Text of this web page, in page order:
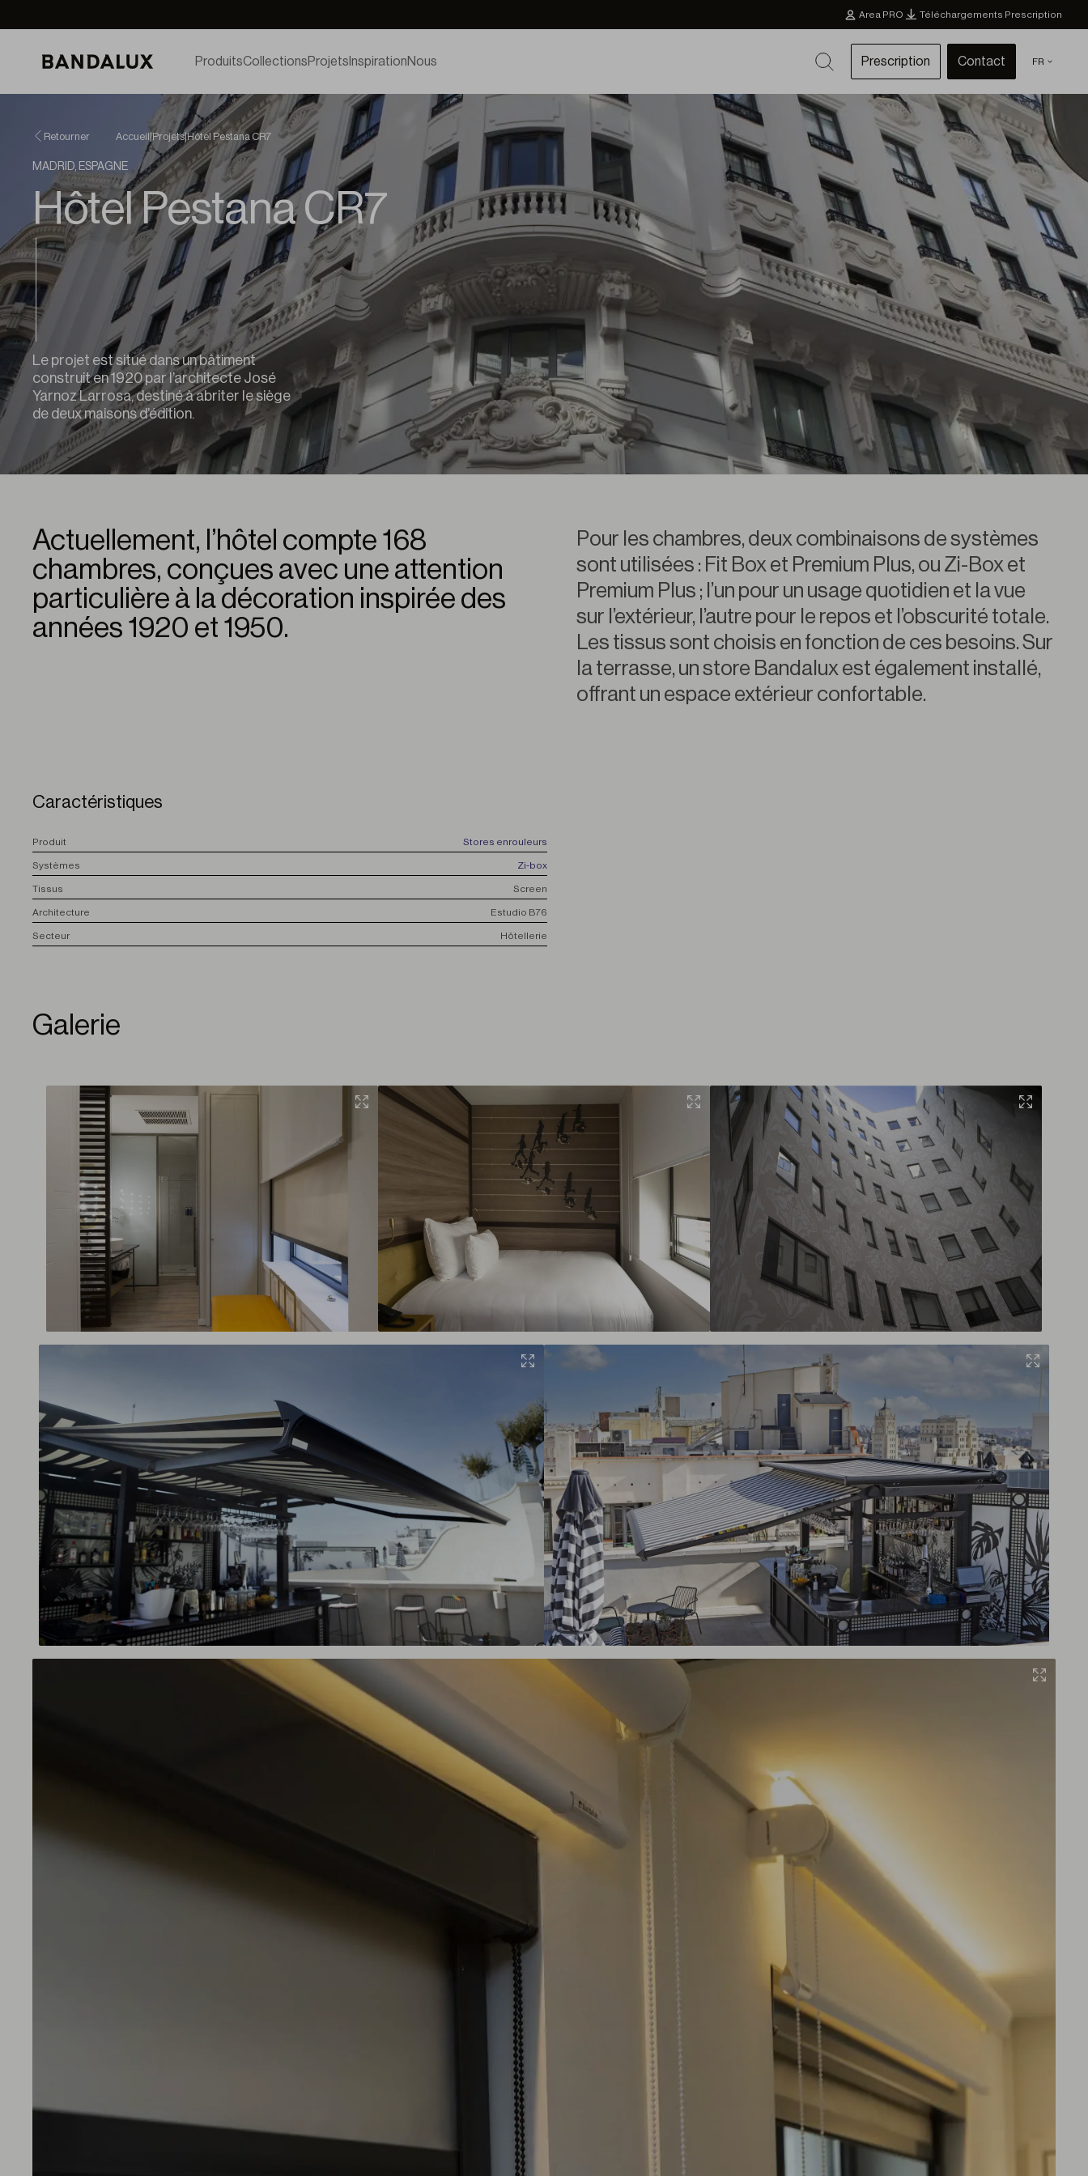
Area PRO Téléchargements Prescription
ProduitsCollectionsProjets InspirationNous Prescription Contact FR
Retourner Accueil |Projets|Hôtel Pestana CR7
MADRID, ESPAGNE
Hôtel Pestana CR7
Le projet est situé dans un bâtiment
construit en 1920 par l’architecte José
Yarnoz Larrosa, destiné à abriter le siège
de deux maisons d’édition.
Actuellement, l’hôtel compte 168
chambres, conçues avec une attention
particulière à la décoration inspirée des
années 1920 et 1950.
Pour les chambres, deux combinaisons de systèmes
sont utilisées : Fit Box et Premium Plus, ou Zi-Box et
Premium Plus ; l’un pour un usage quotidien et la vue
sur l’extérieur, l’autre pour le repos et l’obscurité totale.
Les tissus sont choisis en fonction de ces besoins. Sur
la terrasse, un store Bandalux est également installé,
offrant un espace extérieur confortable.
Caractéristiques
Produit Stores enrouleurs
Systèmes Zi-box
Tissus Screen
Architecture Estudio B76
Secteur Hôtellerie
Galerie